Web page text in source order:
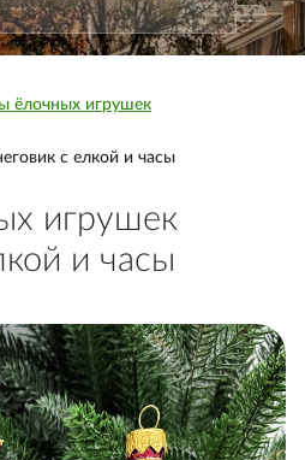
ёлочных игрушек
с елкой и часы
игрушек
и часы